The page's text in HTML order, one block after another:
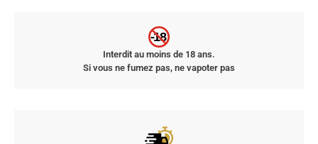
-18
Interdit au moins de 18 ans.
Si vous ne fumez pas, ne vapoter pas